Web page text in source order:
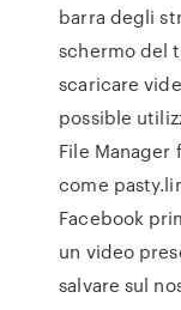
barra degli
schermo del
scaricare
possible
File Manager
come
Facebook
un video
salvare sul